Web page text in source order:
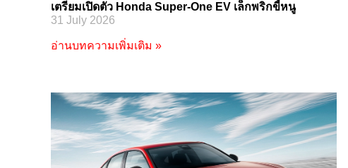
เตรียมเปิดตัว Honda Super-One EV เล็กพริกขี้หนู
31 July 2026
อ่านบทความเพิ่มเติม »